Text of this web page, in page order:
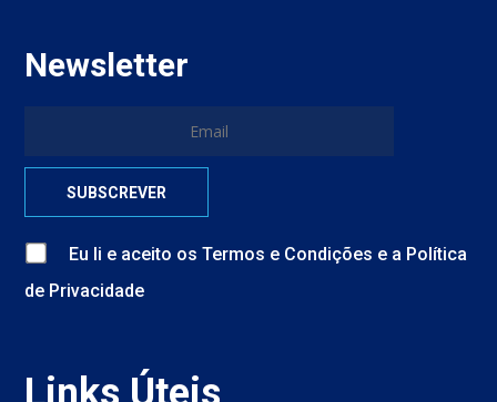
Newsletter
Eu li e aceito osTermos e Condições e a Política
de Privacidade